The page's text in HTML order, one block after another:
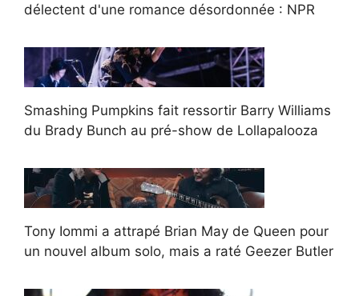
délectent d'une romance désordonnée : NPR
Smashing Pumpkins fait ressortir Barry Williams
du Brady Bunch au pré-show de Lollapalooza
Tony Iommi a attrapé Brian May de Queen pour
un nouvel album solo, mais a raté Geezer Butler